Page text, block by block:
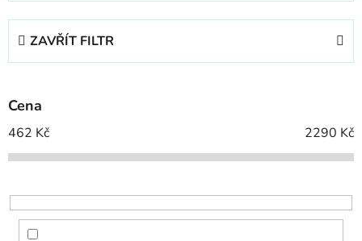
z
p
r
o
d
k
t
ZAVŘÍT FILTR
Cena
462 Kč 2290 Kč